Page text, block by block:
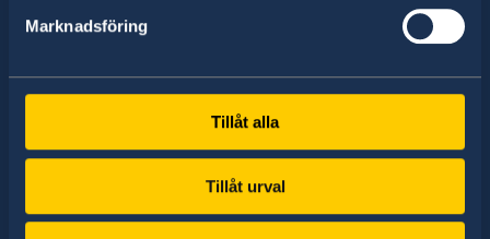
Marknadsföring
Tillåt alla
Tillåt urval
Hitta ambassader, generalkonsulat och
Välj
Se en lista över alla ambassader